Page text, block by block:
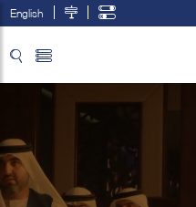
English